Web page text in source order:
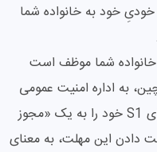
خود به خانواده شما
شما موظف است
به چین، به اداره امنیت عمومی
محلی (PSB) مراجعه کرده و ویزای S1 خود را به یک «مجوز
دادن این مهلت، به معنای